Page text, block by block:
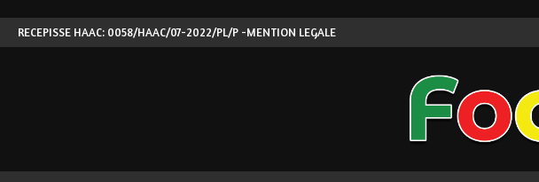
RECEPISSE HAAC: 0058/HAAC/07-2022/PL/P -MENTION LEGALE